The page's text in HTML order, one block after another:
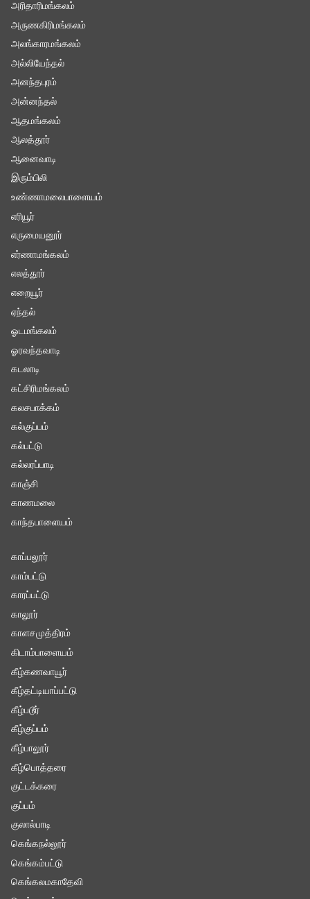
அரிதாரிமங்கலம்
அருணகிரிமங்கலம்
அலங்காரமங்கலம்
அல்லியேந்தல்
அனந்தபுரம்
அன்னந்தல்
ஆதமங்கலம்
ஆலத்தூர்
ஆனைவாடி
இரும்பிலி
உண்ணாமலைபாளையம்
எரியூர்
எருமையனூர்
எர்ணாமங்கலம்
எலத்தூர்
எறையூர்
ஏந்தல்
ஓடமங்கலம்
ஓரவந்தவாடி
கடலாடி
கட்சிரிமங்கலம்
கலசபாக்கம்
கல்குப்பம்
கல்பட்டு
கல்லரப்பாடி
காஞ்சி
காணமலை
காந்தபாளையம்
காப்பலூர்
காம்பட்டு
காரப்பட்டு
காலூர்
காளசமுத்திரம்
கிடாம்பாளையம்
கீழ்கணவாயூர்
கீழ்தட்டியாப்பட்டு
கீழ்படூர்
கீழ்குப்பம்
கீழ்பாலூர்
கீழ்பொத்தரை
குட்டக்கரை
குப்பம்
குலால்பாடி
கெங்கநல்லூர்
கெங்கம்பட்டு
கெங்கலமகாதேவி